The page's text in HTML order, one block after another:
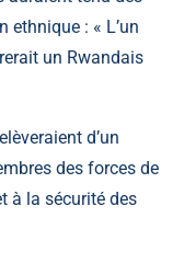
: « L’un
un Rwandais
d’un
des forces de
à la sécurité des